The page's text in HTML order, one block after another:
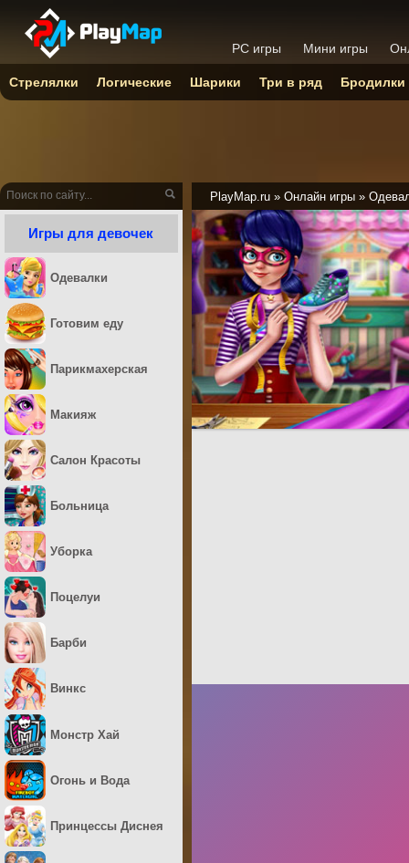
PlayMap.ru » Онлайн игры »
Игры для девочек
Одевалки
Готовим еду
Парикмахерская
Макияж
Салон Красоты
Больница
Уборка
Поцелуи
Барби
Винкс
Монстр Хай
Огонь и Вода
Принцессы Диснея
PC игры Мини игры
Стрелялки Логические Шарики Три в ряд Бродилки